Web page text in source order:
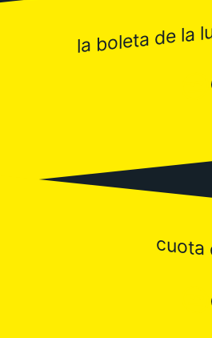
la boleta de la
😒
😒